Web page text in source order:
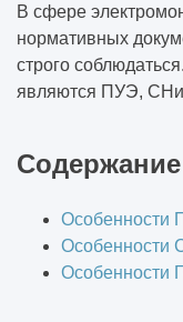
В сфере
нормативных
строго
являются ПУЭ,
Содержание
Особенности
Особенности
Особенности